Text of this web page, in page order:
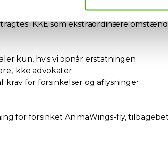
IKKE som ekstraordinære
kun, hvis vi opnår erstatningen
ikke advokater
krav for forsinkelser og aflysninger
for forsinket AnimaWings-fly,